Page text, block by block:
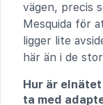
vägen, precis
Mesquida för
ligger lite
här än i de
Hur är
ta med